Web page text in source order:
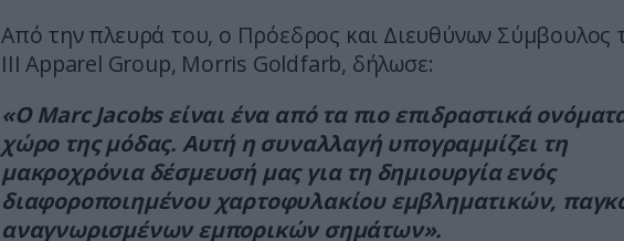
Από την πλευρά του, ο Πρόεδρος και Διευθύνων Σύμβουλος
III Apparel Group, Morris Goldfarb, δήλωσε:
«Ο Marc Jacobs είναι ένα από τα πιο επιδραστικά
χώρο της μόδας. Αυτή η συναλλαγή υπογραμμίζει τη
μακροχρόνια δέσμευσή μας για τη δημιουργία ενός
διαφοροποιημένου χαρτοφυλακίου εμβληματικών,
αναγνωρισμένων εμπορικών σημάτων».